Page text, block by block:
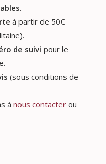
.
à partir de 50€
de suivi pour le
(sous conditions de
à nous contacter ou